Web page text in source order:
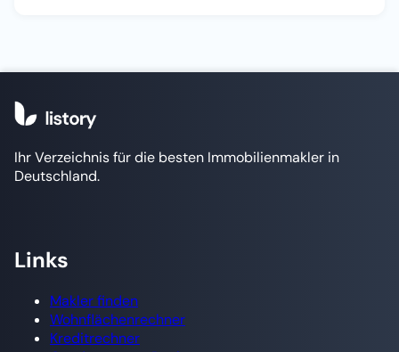
Ihr Verzeichnis für die besten Immobilienmakler in
Deutschland.
Links
Makler finden
Wohnflächenrechner
Kreditrechner